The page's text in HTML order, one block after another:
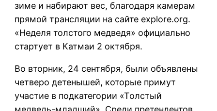
зиме и набирают вес, благодаря камерам
прямой трансляции на сайте explore.org.
«Неделя толстого медведя» официально
стартует в Катмаи 2 октября.
Во вторник, 24 сентября, были объявлены
четверо детенышей, которые примут
участие в подкатегории «Толстый